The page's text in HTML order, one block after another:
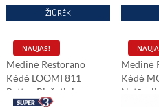
ŽIŪRĖK
Medinė Restorano
Kėdė LOOMI 811
Rattan Riešutinis
NAUJAS!
Medinė
Kėdė
Natūrali